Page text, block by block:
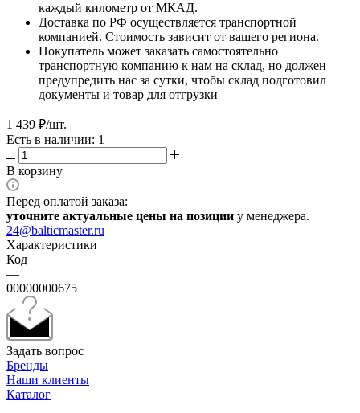
каждый километр от МКАД.
Доставка по РФ осуществляется транспортной
компанией. Стоимость зависит от вашего региона.
Покупатель может заказать самостоятельно
транспортную компанию к нам на склад, но должен
предупредить нас за сутки, чтобы склад подготовил
документы и товар для отгрузки
1 439 ₽/шт.
Есть в наличии: 1
В корзину
Перед оплатой заказа:
уточните актуальные цены на позиции у менеджера.
24@balticmaster.ru
Характеристики
Код
—
00000000675
Задать вопрос
Бренды
Наши клиенты
Каталог